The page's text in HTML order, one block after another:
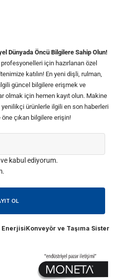
Dünyada Öncü Bilgilere Sahip Olun!
için hazırlanan özel
katılın! En yeni dişli, rulman,
güncel bilgilere erişmek ve
olmak için hemen kayıt olun. Makine
ürünlerle ilgili en son haberleri
öne çıkan bilgilere erişin!
kabul ediyorum.
EnerjisiKonveyör ve Taşıma